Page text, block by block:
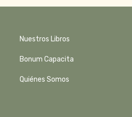
Nuestros Libros
Bonum Capacita
Quiénes Somos